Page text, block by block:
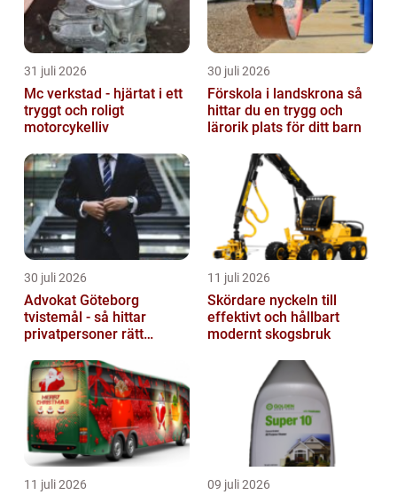
31 juli 2026
Mc verkstad - hjärtat i ett
tryggt och roligt
motorcykelliv
30 juli 2026
Förskola i landskrona så
hittar du en trygg och
lärorik plats för ditt barn
30 juli 2026
Advokat Göteborg
tvistemål - så hittar
privatpersoner rätt
11 juli 2026
Skördare nyckeln till
effektivt och hållbart
modernt skogsbruk
11 juli 2026 09 juli 2026